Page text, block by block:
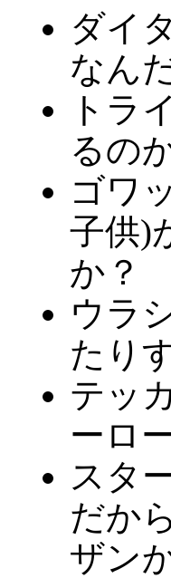
ダイ
なん
トラ
るの
ゴワ
子供)
か？
ウラ
たり
テッ
ーロ
スタ
だか
ザン